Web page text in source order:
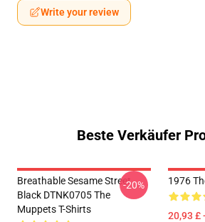
Write your review
Beste Verkäufer
Breathable Sesame Street
Black DTNK0705 The
Muppets T-Shirts
-20% 1976
20,93 £